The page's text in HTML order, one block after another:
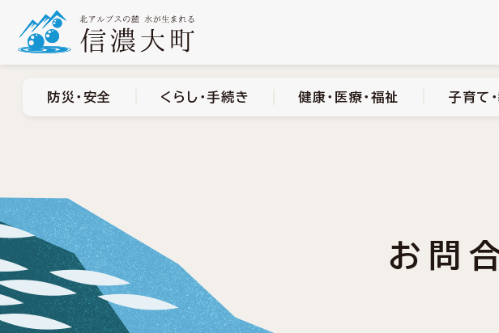
防災・安全 くらし・手続き 健康・医療・福祉 子育て
お問